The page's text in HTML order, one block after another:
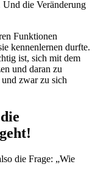
die Veränderung
Funktionen
kennenlernen durfte.
ist, sich mit dem
und daran zu
zwar zu sich
die Frage: „Wie